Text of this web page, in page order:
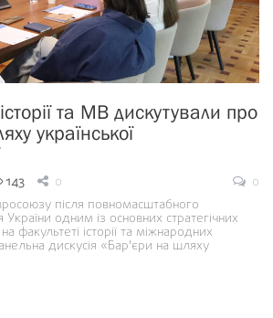
та МВ дискутували про
української
143 0
0
після повномасштабного
одним із основних стратегічних
факультеті історії та міжнародних
дискусія «Бар'єри на шляху